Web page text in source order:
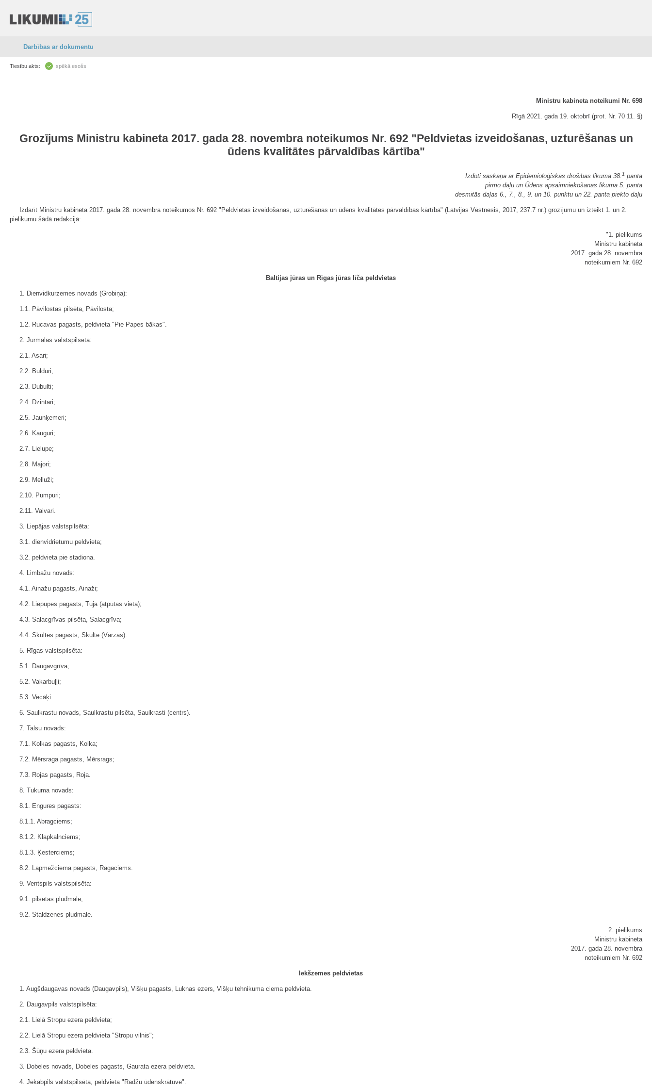
Darbības ar dokumentu
Tiesību akts: spēkā esošs
Ministru kabineta noteikumi Nr. 698
Rīgā 2021. gada 19. oktobrī (prot. Nr. 70 11. §)
Grozījums Ministru kabineta 2017. gada 28. novembra noteikumos Nr. 692 "Peldvietas izveidošanas, uzturēšanas un
ūdens kvalitātes pārvaldības kārtība"
Izdoti saskaņā ar Epidemioloģiskās drošības likuma 38. 1 panta
pirmo daļu un Ūdens apsaimniekošanas likuma 5. panta
desmitās daļas 6., 7., 8., 9. un 10. punktu un 22. panta piekto daļu
Izdarīt Ministru kabineta 2017. gada 28. novembra noteikumos Nr. 692 "Peldvietas izveidošanas, uzturēšanas un ūdens kvalitātes pārvaldības kārtība" (Latvijas Vēstnesis, 2017, 237.7 nr.) grozījumu un izteikt 1. un 2.
pielikumu šādā redakcijā:
"1. pielikums
Ministru kabineta
2017. gada 28. novembra
noteikumiem Nr. 692
Baltijas jūras un Rīgas jūras līča peldvietas
1. Dienvidkurzemes novads (Grobiņa):
1.1. Pāvilostas pilsēta, Pāvilosta;
1.2. Rucavas pagasts, peldvieta "Pie Papes bākas".
2. Jūrmalas valstspilsēta:
2.1. Asari;
2.2. Bulduri;
2.3. Dubulti;
2.4. Dzintari;
2.5. Jaunķemeri;
2.6. Kauguri;
2.7. Lielupe;
2.8. Majori;
2.9. Melluži;
2.10. Pumpuri;
2.11. Vaivari.
3. Liepājas valstspilsēta:
3.1. dienvidrietumu peldvieta;
3.2. peldvieta pie stadiona.
4. Limbažu novads:
4.1. Ainažu pagasts, Ainaži;
4.2. Liepupes pagasts, Tūja (atpūtas vieta);
4.3. Salacgrīvas pilsēta, Salacgrīva;
4.4. Skultes pagasts, Skulte (Vārzas).
5. Rīgas valstspilsēta:
5.1. Daugavgrīva;
5.2. Vakarbuļļi;
5.3. Vecāķi.
6. Saulkrastu novads, Saulkrastu pilsēta, Saulkrasti (centrs).
7. Talsu novads:
7.1. Kolkas pagasts, Kolka;
7.2. Mērsraga pagasts, Mērsrags;
7.3. Rojas pagasts, Roja.
8. Tukuma novads:
8.1. Engures pagasts:
8.1.1. Abragciems;
8.1.2. Klapkalnciems;
8.1.3. Ķesterciems;
8.2. Lapmežciema pagasts, Ragaciems.
9. Ventspils valstspilsēta:
9.1. pilsētas pludmale;
9.2. Staldzenes pludmale.
2. pielikums
Ministru kabineta
2017. gada 28. novembra
noteikumiem Nr. 692
Iekšzemes peldvietas
1. Augšdaugavas novads (Daugavpils), Višķu pagasts, Luknas ezers, Višķu tehnikuma ciema peldvieta.
2. Daugavpils valstspilsēta:
2.1. Lielā Stropu ezera peldvieta;
2.2. Lielā Stropu ezera peldvieta "Stropu vilnis";
2.3. Šūņu ezera peldvieta.
3. Dobeles novads, Dobeles pagasts, Gaurata ezera peldvieta.
4. Jēkabpils valstspilsēta, peldvieta "Radžu ūdenskrātuve".